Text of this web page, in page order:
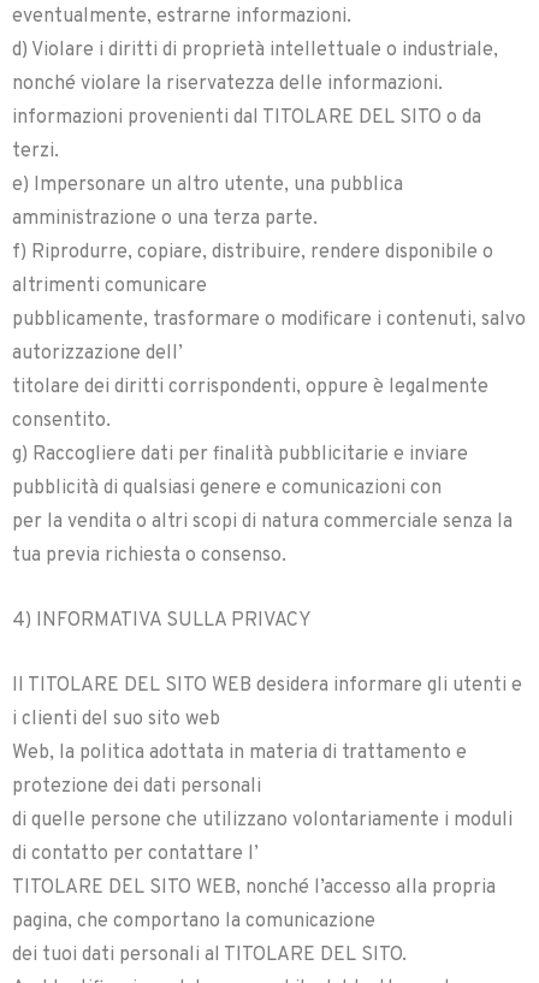
eventualmente, estrarne informazioni.
d) Violare i diritti di proprietà intellettuale o industriale,
nonché violare la riservatezza delle informazioni.
informazioni provenienti dal TITOLARE DEL SITO o da
terzi.
e) Impersonare un altro utente, una pubblica
amministrazione o una terza parte.
f) Riprodurre, copiare, distribuire, rendere disponibile o
altrimenti comunicare
pubblicamente, trasformare o modificare i contenuti, salvo
autorizzazione dell’
titolare dei diritti corrispondenti, oppure è legalmente
consentito.
g) Raccogliere dati per finalità pubblicitarie e inviare
pubblicità di qualsiasi genere e comunicazioni con
per la vendita o altri scopi di natura commerciale senza la
tua previa richiesta o consenso.
4) INFORMATIVA SULLA PRIVACY
Il TITOLARE DEL SITO WEB desidera informare gli utenti e
i clienti del suo sito web
Web, la politica adottata in materia di trattamento e
protezione dei dati personali
di quelle persone che utilizzano volontariamente i moduli
di contatto per contattare l’
TITOLARE DEL SITO WEB, nonché l’accesso alla propria
pagina, che comportano la comunicazione
dei tuoi dati personali al TITOLARE DEL SITO.